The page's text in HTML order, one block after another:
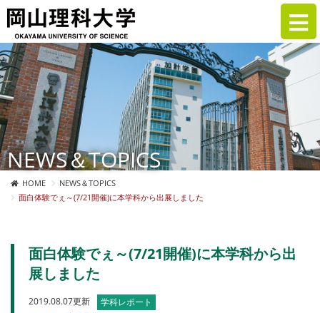
NEWS＆TOPICS
HOME
NEWS＆TOPICS
面白体験でぇ～(7/21開催)に本学科から出展しました
面白体験でぇ～(7/21開催)に本学科から出
展しました
2019.08.07更新
学科レポート